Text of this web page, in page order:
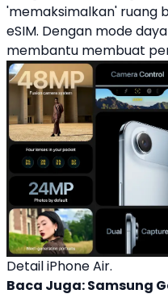
'memaksimalkan' ruang
eSIM. Dengan mode
membantu membuat
Detail iPhone Air.
Baca Juga:Samsung